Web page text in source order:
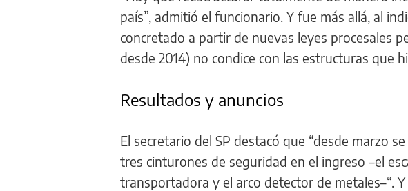
país”, admitió el funcionario. Y fue más allá, al
concretado a partir de nuevas leyes procesales
desde 2014) no condice con las estructuras que
Resultados y anuncios
El secretario del SP destacó que “desde marzo
tres cinturones de seguridad en el ingreso –el
transportadora y el arco detector de metales–“.